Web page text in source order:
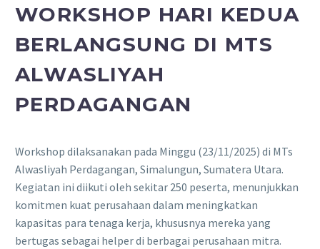
WORKSHOP HARI KEDUA
BERLANGSUNG DI MTS
ALWASLIYAH
PERDAGANGAN
Workshop dilaksanakan pada Minggu (23/11/2025) di MTs
Alwasliyah Perdagangan, Simalungun, Sumatera Utara.
Kegiatan ini diikuti oleh sekitar 250 peserta, menunjukkan
komitmen kuat perusahaan dalam meningkatkan
kapasitas para tenaga kerja, khususnya mereka yang
bertugas sebagai helper di berbagai perusahaan mitra.